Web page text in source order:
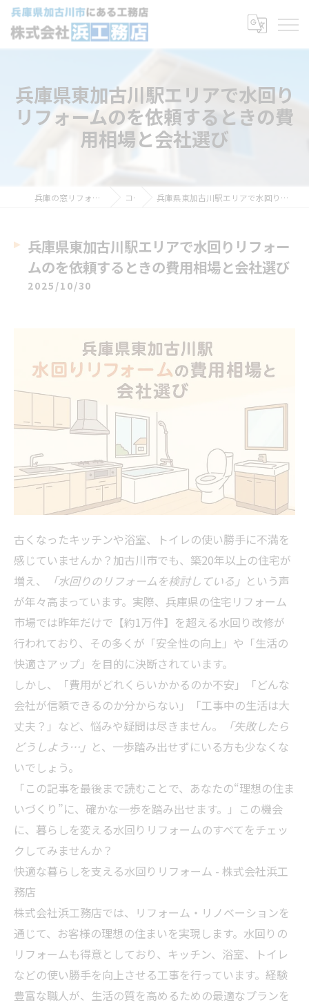
兵庫県東加古川駅エリアで水回り
リフォームのを依頼するときの費
用相場と会社選び
兵庫の窓リフォームなら株式会社浜工務店 コラム 兵庫県東加古川駅エリアで水回りリフォームのを依頼するときの費用相場と会社選び
兵庫県東加古川駅エリアで水回りリフォー
ムのを依頼するときの費用相場と会社選び
2025/10/30
古くなったキッチンや浴室、トイレの使い勝手に不満を
感じていませんか？加古川市でも、築20年以上の住宅が
増え、
「水回りのリフォームを検討している」 という声
が年々高まっています。実際、兵庫県の住宅リフォーム
市場では昨年だけで【約1万件】を超える水回り改修が
行われており、その多くが「安全性の向上」や「生活の
快適さアップ」を目的に決断されています。
しかし、「費用がどれくらいかかるのか不安」「どんな
会社が信頼できるのか分からない」「工事中の生活は大
丈夫？」など、悩みや疑問は尽きません。
「失敗したら
どうしよう…」 と、一歩踏み出せずにいる方も少なくな
いでしょう。
「この記事を最後まで読むことで、あなたの“理想の住ま
いづくり”に、確かな一歩を踏み出せます。」この機会
に、暮らしを変える水回りリフォームのすべてをチェッ
クしてみませんか？
快適な暮らしを支える水回りリフォーム - 株式会社浜工
務店
株式会社浜工務店では、リフォーム・リノベーションを
通じて、お客様の理想の住まいを実現します。水回りの
リフォームも得意としており、キッチン、浴室、トイレ
などの使い勝手を向上させる工事を行っています。経験
豊富な職人が、生活の質を高めるための最適なプランを